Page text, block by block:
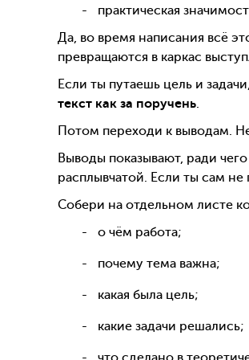
практическая
Да, во время написания всё
превращаются в каркас
Если ты путаешь цель и
текст как за поручень.
Потом переходи к выводам.
Выводы показывают, ради
расплывчатой. Если ты сам не
Собери на отдельном листе
о чём работа;
почему тема важна;
какая была цель;
какие задачи решались;